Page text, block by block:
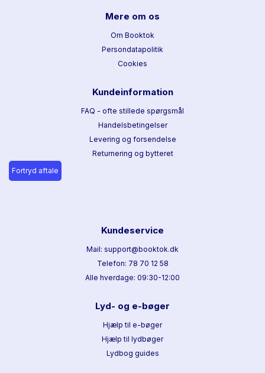
Mere om os
Om Booktok
Persondatapolitik
Cookies
Kundeinformation
FAQ - ofte stillede spørgsmål
Handelsbetingelser
Levering og forsendelse
Returnering og bytteret
Fortryd aftale
Kundeservice
Mail: support@booktok.dk
Telefon: 78 70 12 58
Alle hverdage: 09:30-12:00
Lyd- og e-bøger
Hjælp til e-bøger
Hjælp til lydbøger
Lydbog guides